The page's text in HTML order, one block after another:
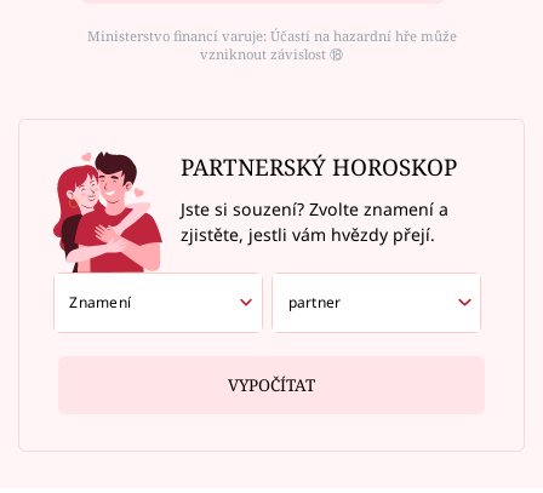
Ministerstvo financí varuje: Účastí na hazardní hře může
vzniknout závislost ⑱
PARTNERSKÝ HOROSKOP
Jste si souzení? Zvolte znamení a
zjistěte, jestli vám hvězdy přejí.
VYPOČÍTAT